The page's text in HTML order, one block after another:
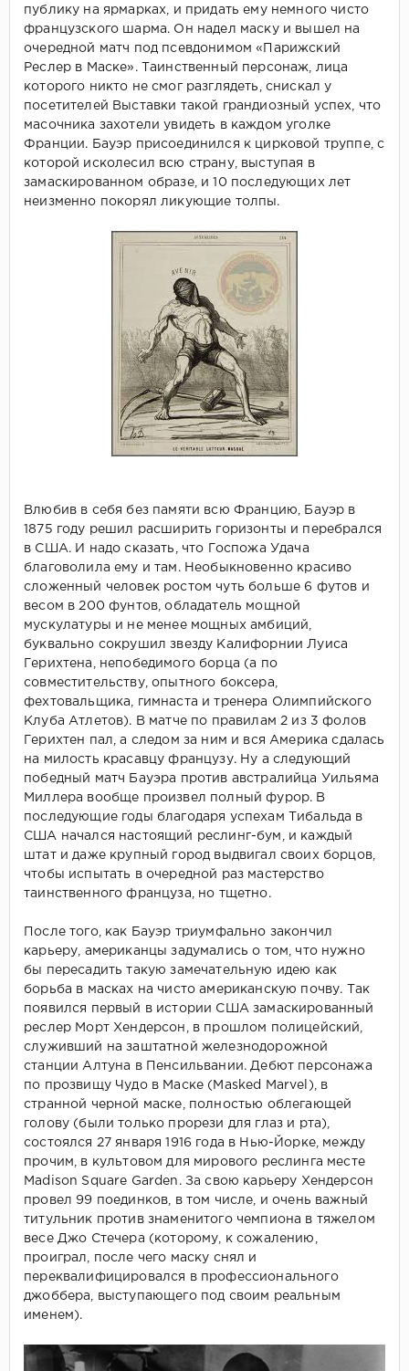
публику на ярмарках, и придать ему немного чисто
французского шарма. Он надел маску и вышел на
очередной матч под псевдонимом «Парижский
Реслер в Маске». Таинственный персонаж, лица
которого никто не смог разглядеть, снискал у
посетителей Выставки такой грандиозный успех, что
масочника захотели увидеть в каждом уголке
Франции. Бауэр присоединился к цирковой труппе, с
которой исколесил всю страну, выступая в
замаскированном образе, и 10 последующих лет
неизменно покорял ликующие толпы.
Влюбив в себя без памяти всю Францию, Бауэр в
1875 году решил расширить горизонты и перебрался
в США. И надо сказать, что Госпожа Удача
благоволила ему и там. Необыкновенно красиво
сложенный человек ростом чуть больше 6 футов и
весом в 200 фунтов, обладатель мощной
мускулатуры и не менее мощных амбиций,
буквально сокрушил звезду Калифорнии Луиса
Герихтена, непобедимого борца (а по
совместительству, опытного боксера,
фехтовальщика, гимнаста и тренера Олимпийского
Клуба Атлетов). В матче по правилам 2 из 3 фолов
Герихтен пал, а следом за ним и вся Америка сдалась
на милость красавцу французу. Ну а следующий
победный матч Бауэра против австралийца Уильяма
Миллера вообще произвел полный фурор. В
последующие годы благодаря успехам Тибальда в
США начался настоящий реслинг-бум, и каждый
штат и даже крупный город выдвигал своих борцов,
чтобы испытать в очередной раз мастерство
таинственного француза, но тщетно.
После того, как Бауэр триумфально закончил
карьеру, американцы задумались о том, что нужно
бы пересадить такую замечательную идею как
борьба в масках на чисто американскую почву. Так
появился первый в истории США замаскированный
реслер Морт Хендерсон, в прошлом полицейский,
служивший на заштатной железнодорожной
станции Алтуна в Пенсильвании. Дебют персонажа
по прозвищу Чудо в Маске (Masked Marvel), в
странной черной маске, полностью облегающей
голову (были только прорези для глаз и рта),
состоялся 27 января 1916 года в Нью-Йорке, между
прочим, в культовом для мирового реслинга месте
Madison Square Garden. За свою карьеру Хендерсон
провел 99 поединков, в том числе, и очень важный
титульник против знаменитого чемпиона в тяжелом
весе Джо Стечера (которому, к сожалению,
проиграл, после чего маску снял и
переквалифицировался в профессионального
джоббера, выступающего под своим реальным
именем).